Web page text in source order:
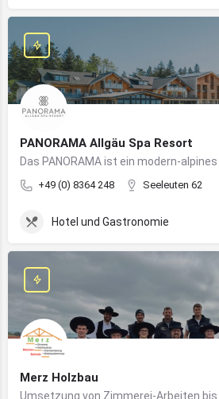
PANORAMA Allgäu Spa Resort
+49 (0) 8364 248 Seeleuten 62
Hotel und Gastronomie
Merz Holzbau